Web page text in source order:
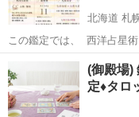
北海道 札
この鑑定では、 西洋占星術
に、 2026…札幌市 悩み
(御殿場)
定♦️タロ